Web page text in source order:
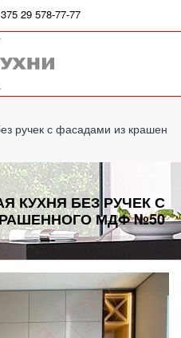
29 578-77-77
ручек с фасадами из крашен
КУХНЯ БЕЗ РУЧЕК С
МДФ №50